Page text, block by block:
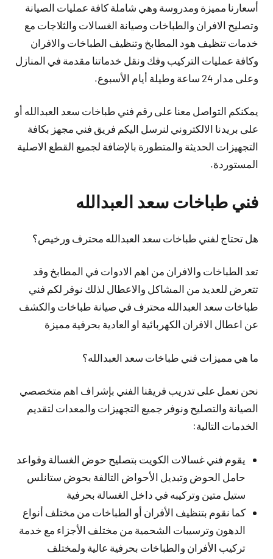
أسعارنا مميزة ومدروسة وهي شاملة كافة عمليات الصيانة
وتصليح الافران والطباخات وصيانة الغسالات والثلاجات مع
خدمات تنظيف هود المطابخ وتنظيف الطباخات والافران
وكافة عمليات التركيب وفك ونقل خدماتنا مقدمة في المنازل
وعلى مدار 24 ساعة وطيلة أيام الأسبوع.
يمكنكم التواصل معنا على رقم فني طباخات سعد العبدالله أو
على بريدنا الالكتروني لنرسل اليكم فريق فني مجهز بكافة
التجهيزات الحديثة والمتطورة بالإضافة لجميع القطع الاصلية
المستوردة.
فني طباخات سعد العبدالله
هل تحتاج لفني طباخات سعد العبدالله محترف ورخيص؟
تعد الطباخات والافران من اهم الادوات في المطابخ وقد
تتعرض للعديد من المشاكل والاعطال لذلك نوفر لكم فني
طباخات سعد العبدالله محترف في صيانة طباخات والكشف
عن اعطال الافران الكهربائية او العادية بحرفية مميزة
ما هي مميزات فني طباخات سعد العبدالله؟
نحن نعمل على تدريب فريقنا الفني بإشراف اهم متخصصي
الصيانة والتصليح ونوفر جميع التجهيزات والمعدات لتقديم
الخدمات التالية:
يقوم فني غسالات الكويت بتصليح حوض الغسالة وقواعد
حامل الحوض وتبديل الأحواض التالفة بحوض ستانلس
ستيل متين وتركيبه في داخل الغسالة بحرفية
كما نقوم بتنظيف الأفران أو الطباخات من مختلف أنواع
الدهون وترسيبات الشحمية من مختلف الأجزاء مع خدمة
تركيب الأفران والطباخات بحرفية عالية ولمختلف